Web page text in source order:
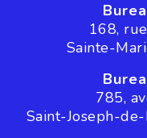
168,
Sainte-
785,
Saint-Joseph-